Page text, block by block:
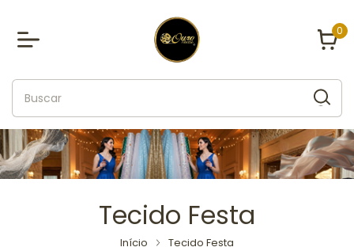
0
Tecido Festa
Início Tecido Festa